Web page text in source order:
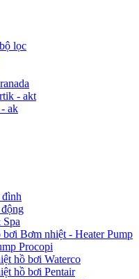
lọc
- akt
ak
Bơm nhiệt - Heater Pump
Procopi
hồ bơi Waterco
hồ bơi Pentair